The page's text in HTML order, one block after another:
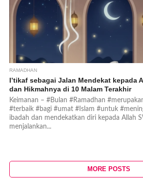
RAMADHAN
I’tikaf sebagai Jalan Mendekat kepada
dan Hikmahnya di 10 Malam Terakhir
Keimanan – #Bulan #Ramadhan
#terbaik #bagi #umat #Islam #untuk
ibadah dan mendekatkan diri kepada Allah
menjalankan...
MORE POSTS